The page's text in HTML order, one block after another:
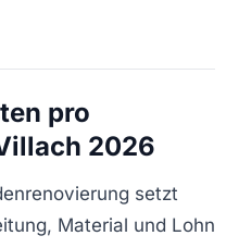
pro
2026
setzt
Material und Lohn